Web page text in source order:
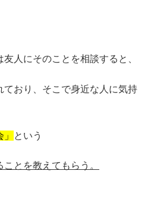
人にそのことを相談すると、
ており、そこで身近な人に気持
という
とを教えてもらう。